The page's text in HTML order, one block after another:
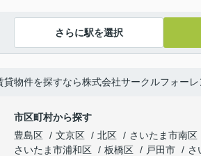
さらに駅を選択
貸物件を探すなら株式会社サークルフォーレ
市区町村から探す
豊島区
文京区 北区 さいたま市南区
さいたま市浦和区
板橋区 戸田市
さ